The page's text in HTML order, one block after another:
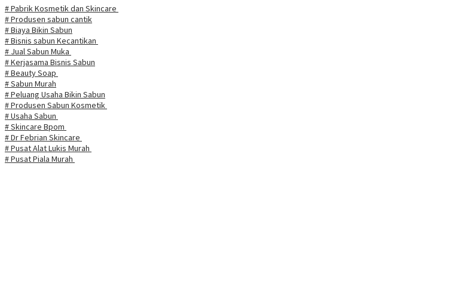
# Pabrik Kosmetik dan Skincare
# Produsen sabun cantik
# Biaya Bikin Sabun
# Bisnis sabun Kecantikan
# Jual Sabun Muka
# Kerjasama Bisnis Sabun
# Beauty Soap
# Sabun Murah
# Peluang Usaha Bikin Sabun
# Produsen Sabun Kosmetik
# Usaha Sabun
# Skincare Bpom
# Dr Febrian Skincare
# Pusat Alat Lukis Murah
# Pusat Piala Murah